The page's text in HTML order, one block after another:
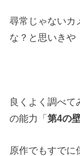
尋常じゃないカ
な？と思いきや
良くよく調べて
の能力「第4の
原作でもすでに